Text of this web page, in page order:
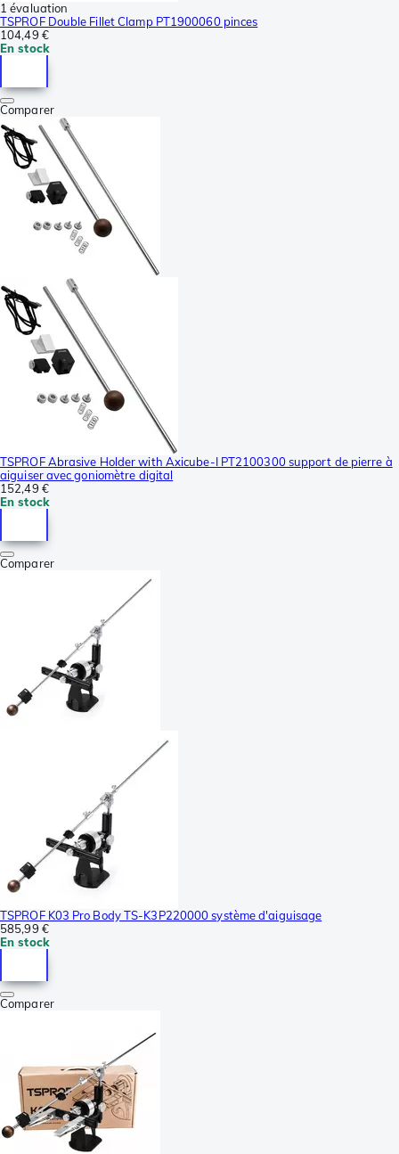
1 évaluation
TSPROF Double Fillet Clamp PT1900060 pinces
104,49 €
En stock
Comparer
TSPROF Abrasive Holder with Axicube-I PT2100300 support de pierre à
aiguiser avec goniomètre digital
152,49 €
En stock
Comparer
TSPROF K03 Pro Body TS-K3P220000 système d'aiguisage
585,99 €
En stock
Comparer